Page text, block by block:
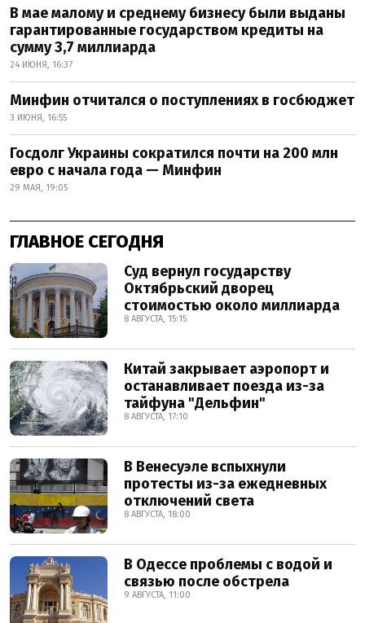
В мае малому и среднему бизнесу были выданы
гарантированные государством кредиты на
сумму 3,7 миллиарда
24 ИЮНЯ, 16:37
Минфин отчитался о поступлениях в госбюджет
3 ИЮНЯ, 16:55
Госдолг Украины сократился почти на 200 млн
евро с начала года — Минфин
29 МАЯ, 19:05
ГЛАВНОЕ СЕГОДНЯ
Суд вернул государству
Октябрьский дворец
стоимостью около миллиарда
8 АВГУСТА, 15:15
Китай закрывает аэропорт и
останавливает поезда из-за
тайфуна "Дельфин"
8 АВГУСТА, 17:10
В Венесуэле вспыхнули
протесты из-за ежедневных
отключений света
8 АВГУСТА, 18:00
В Одессе проблемы с водой и
связью после обстрела
9 АВГУСТА, 11:00